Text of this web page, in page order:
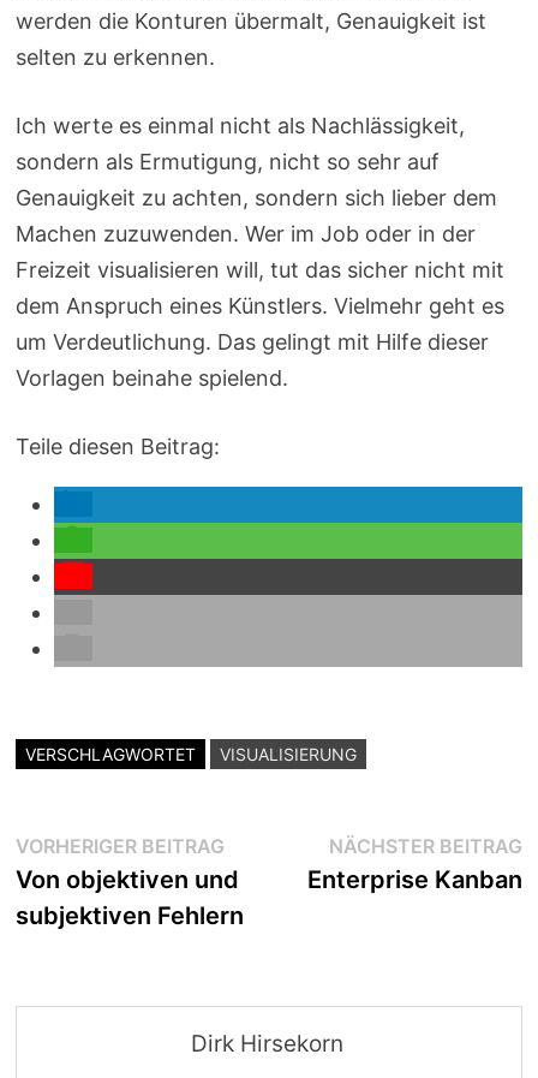
werden die Konturen übermalt, Genauigkeit ist
selten zu erkennen.
Ich werte es einmal nicht als Nachlässigkeit,
sondern als Ermutigung, nicht so sehr auf
Genauigkeit zu achten, sondern sich lieber dem
Machen zuzuwenden. Wer im Job oder in der
Freizeit visualisieren will, tut das sicher nicht mit
dem Anspruch eines Künstlers. Vielmehr geht es
um Verdeutlichung. Das gelingt mit Hilfe dieser
Vorlagen beinahe spielend.
Teile diesen Beitrag:
VERSCHLAGWORTET VISUALISIERUNG
Beitragsnavigation
VORHERIGER BEITRAG Vorheriger
Beitrag:
Von objektiven und
subjektiven Fehlern
NÄCHSTER BEITRAG
Enterprise Kanban
Dirk Hirsekorn